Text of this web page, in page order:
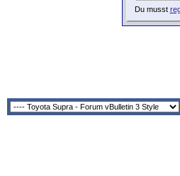
Du musst